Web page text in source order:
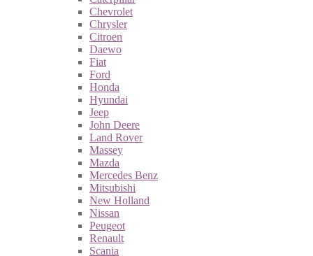
Chevrolet
Chrysler
Citroen
Daewo
Fiat
Ford
Honda
Hyundai
Jeep
John Deere
Land Rover
Massey
Mazda
Mercedes Benz
Mitsubishi
New Holland
Nissan
Peugeot
Renault
Scania